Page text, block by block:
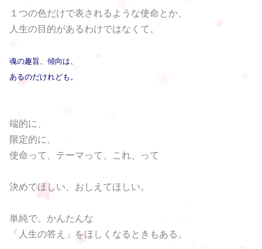
１つの色だけで表されるような使命とか、
人生の目的があるわけではなくて。
魂の趣旨、傾向は、
あるのだけれども。
端的に、
限定的に、
使命って、テーマって、これ、って
決めてほしい、おしえてほしい。
単純で、かんたんな
「人生の答え」をほしくなるときもある。